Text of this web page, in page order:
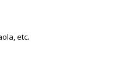
etc.